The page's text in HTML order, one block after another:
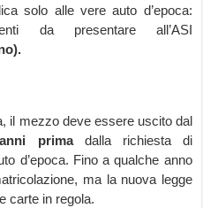
solo alle vere auto d’epoca:
da presentare all’ASI
il mezzo deve essere uscito dal
primadalla richiesta di
d’epoca. Fino a qualche anno
ma la nuova legge
carte in regola.